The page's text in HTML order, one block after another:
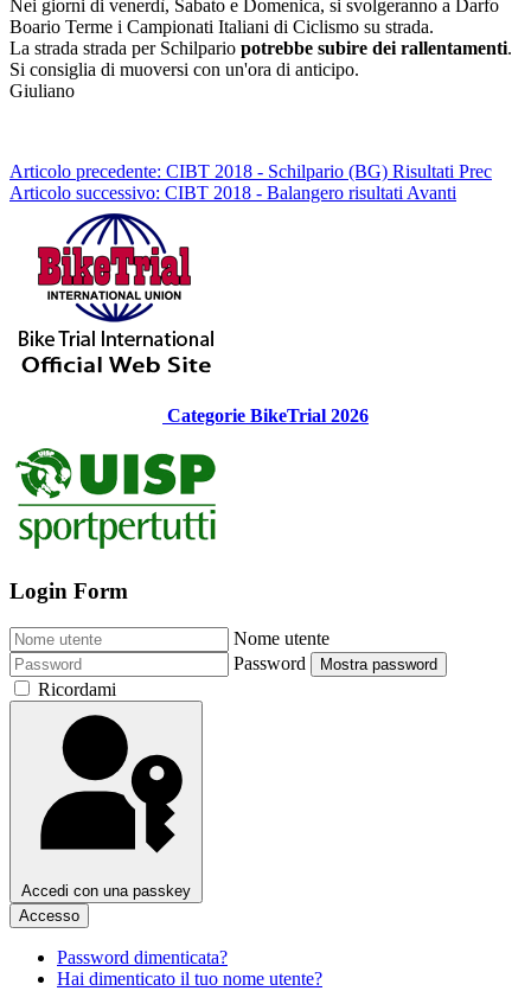
Nei giorni di venerdì, Sabato e Domenica, si svolgeranno a Darfo
Boario Terme i Campionati Italiani di Ciclismo su strada.
La strada strada per Schilpario potrebbe subire dei rallentamenti.
Si consiglia di muoversi con un'ora di anticipo.
Giuliano
Articolo precedente: CIBT 2018 - Schilpario (BG) Risultati Prec
Articolo successivo: CIBT 2018 - Balangero risultati Avanti
Categorie BikeTrial 2026
Login Form
Nome utente
Password
Mostra password
Ricordami
Accedi con una passkey
Accesso
Password dimenticata?
Hai dimenticato il tuo nome utente?